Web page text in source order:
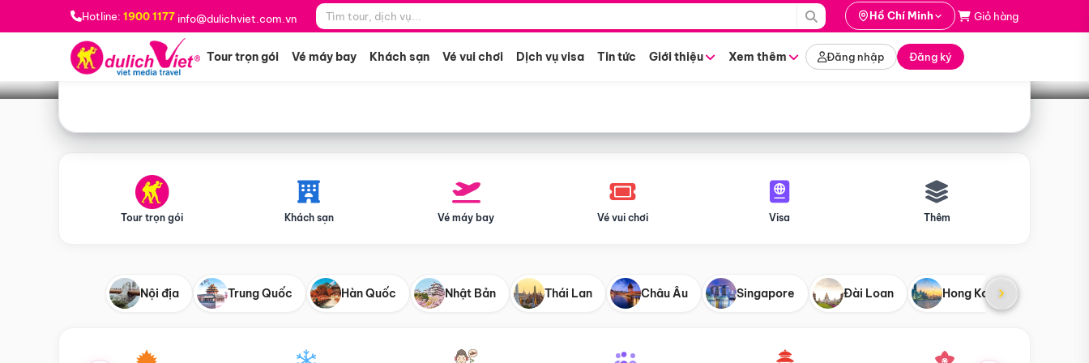
Hotline: 1900 1177 info@dulichviet.com.vn Hồ Chí Minh Giỏ hàng
Tour trọn gói Vé máy bay Khách sạn Vé vui chơi Dịch vụ visa Tin tức Giới thiệu Xem thêm Đăng nhập Đăng ký
Bạn muốn đi đâu? *
Tìm tour
Tour trọn gói Khách sạn Vé máy bay Vé vui chơi Visa Thêm
Nội địa Trung Quốc Hàn Quốc Nhật Bản Thái Lan Châu Âu Singapore Đài Loan Hong Kong